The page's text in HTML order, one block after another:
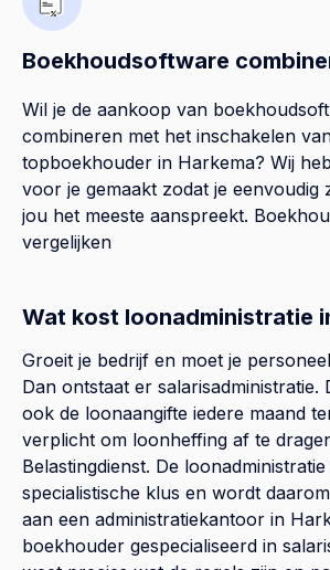
Boekhoudsoftware
Wil je de aankoop van
combineren met het inschakelen
topboekhouder in Harkema? Wij
voor je gemaakt zodat je eenvoudig
jou het meeste aanspreekt.
vergelijken
Wat kost loonadministratie
Groeit je bedrijf en moet je
Dan ontstaat er salarisadministratie.
ook de loonaangifte iedere maand
verplicht om loonheffing af te
Belastingdienst. De
specialistische klus en wordt
aan een administratiekantoor in
boekhouder gespecialiseerd in